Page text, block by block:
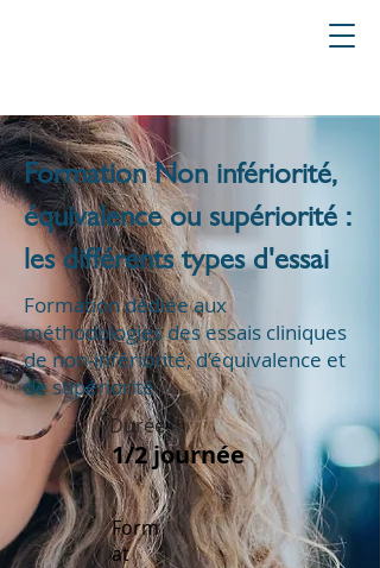
Formation Non infériorité,
équivalence ou supériorité :
les différents types d'essai
Formation dédiée aux
méthodologies des essais cliniques
de non-infériorité, d’équivalence et
de supériorité.
Durée
1/2 journée
Form
at